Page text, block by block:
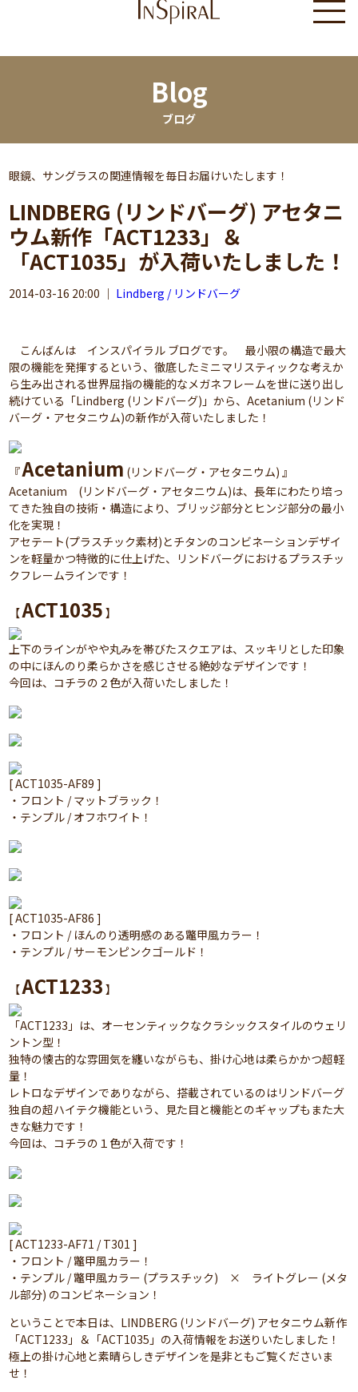
Blog
ブログ
眼鏡、サングラスの関連情報を毎日お届けいたします！
LINDBERG (リンドバーグ) アセタニ
ウム新作「ACT1233」＆
「ACT1035」が入荷いたしました！
2014-03-16 20:00 ｜ Lindberg / リンドバーグ
こんばんは インスパイラル ブログです。 最小限の構造で最大
限の機能を発揮するという、徹底したミニマリスティックな考えか
ら生み出される世界屈指の機能的なメガネフレームを世に送り出し
続けている「Lindberg (リンドバーグ)」から、Acetanium (リンド
バーグ・アセタニウム)の新作が入荷いたしました！
『Acetanium (リンドバーグ・アセタニウム) 』
Acetanium (リンドバーグ・アセタニウム)は、長年にわたり培っ
てきた独自の技術・構造により、ブリッジ部分とヒンジ部分の最小
化を実現！
アセテート(プラスチック素材)とチタンのコンビネーションデザイ
ンを軽量かつ特徴的に仕上げた、リンドバーグにおけるプラスチッ
クフレームラインです！
【ACT1035 】
上下のラインがやや丸みを帯びたスクエアは、スッキリとした印象
の中にほんのり柔らかさを感じさせる絶妙なデザインです！
今回は、コチラの２色が入荷いたしました！
[ ACT1035-AF89 ]
・フロント / マットブラック！
・テンプル / オフホワイト！
[ ACT1035-AF86 ]
・フロント / ほんのり透明感のある鼈甲風カラー！
・テンプル / サーモンピンクゴールド！
【ACT1233 】
「ACT1233」は、オーセンティックなクラシックスタイルのウェリ
ントン型！
独特の懐古的な雰囲気を纏いながらも、掛け心地は柔らかかつ超軽
量！
レトロなデザインでありながら、搭載されているのはリンドバーグ
独自の超ハイテク機能という、見た目と機能とのギャップもまた大
きな魅力です！
今回は、コチラの１色が入荷です！
[ ACT1233-AF71 / T301 ]
・フロント / 鼈甲風カラー！
・テンプル / 鼈甲風カラー (プラスチック) × ライトグレー (メタ
ル部分) のコンビネーション！
ということで本日は、LINDBERG (リンドバーグ) アセタニウム新作
「ACT1233」＆「ACT1035」の入荷情報をお送りいたしました！
極上の掛け心地と素晴らしきデザインを是非ともご覧くださいま
せ！